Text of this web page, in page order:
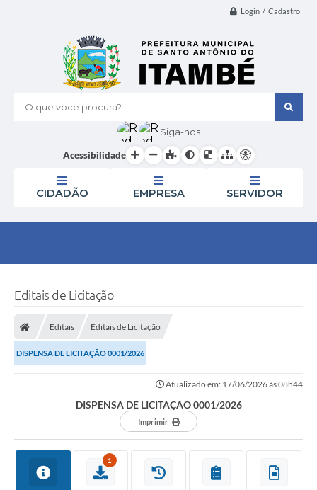
Login / Cadastro
O que voce procura?
Siga-nos
Acessibilidade
CIDADÃO EMPRESA SERVIDOR
Editais de Licitação
Editais Editais de Licitação
DISPENSA DE LICITAÇÃO 0001/2026
Atualizado em: 17/06/2026 às 08h44
DISPENSA DE LICITAÇÃO 0001/2026
Imprimir
1